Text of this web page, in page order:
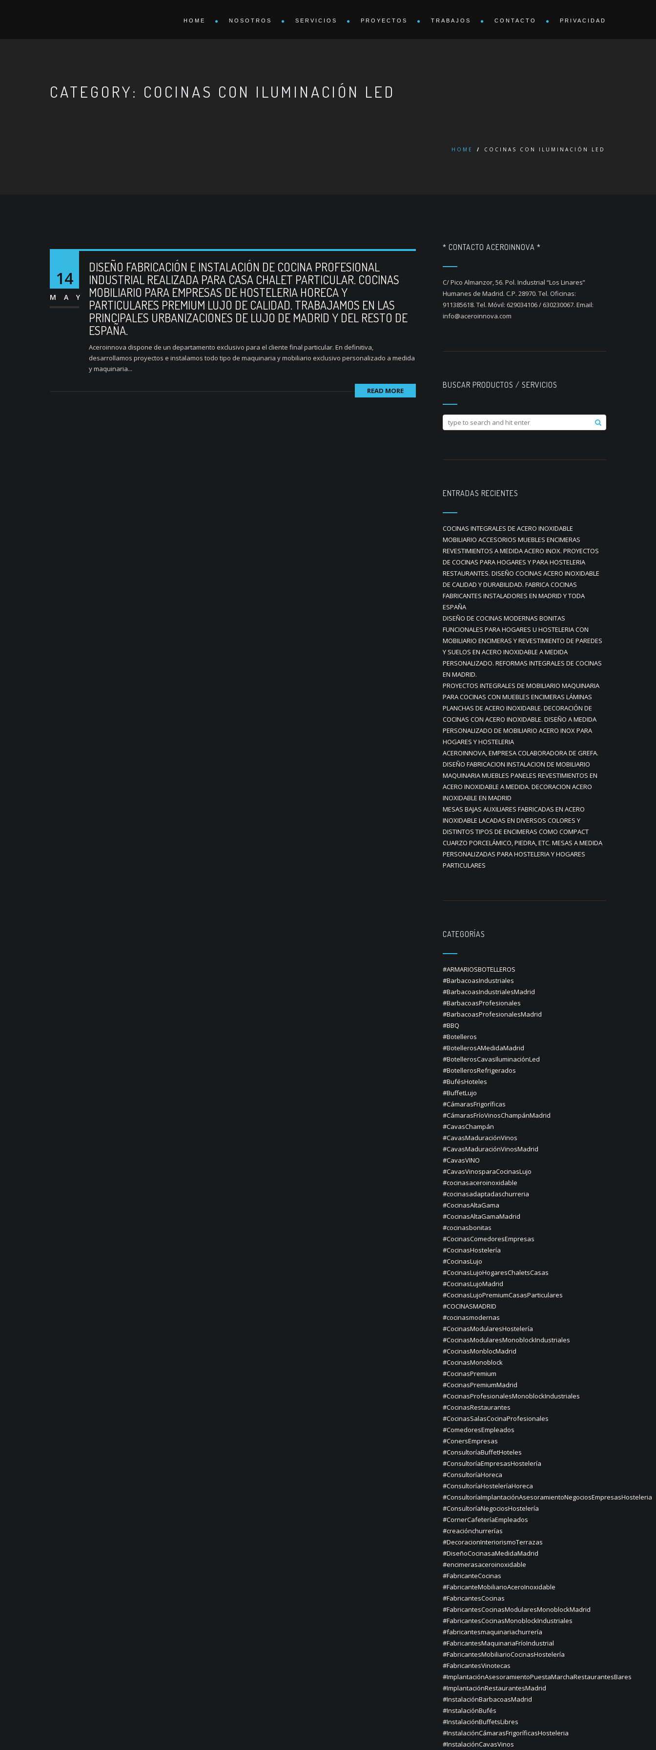
HOME NOSOTROS SERVICIOS PROYECTOS TRABAJOS CONTACTO PRIVACIDAD
CATEGORY: COCINAS CON ILUMINACIÓN LED
HOME / COCINAS CON ILUMINACIÓN LED
14
MAY
DISEÑO FABRICACIÓN E INSTALACIÓN DE COCINA PROFESIONAL
INDUSTRIAL REALIZADA PARA CASA CHALET PARTICULAR. COCINAS
MOBILIARIO PARA EMPRESAS DE HOSTELERIA HORECA Y
PARTICULARES PREMIUM LUJO DE CALIDAD. TRABAJAMOS EN LAS
PRINCIPALES URBANIZACIONES DE LUJO DE MADRID Y DEL RESTO DE
ESPAÑA.
Aceroinnova dispone de un departamento exclusivo para el cliente final particular. En definitiva,
desarrollamos proyectos e instalamos todo tipo de maquinaria y mobiliario exclusivo personalizado a medida
y maquinaria...
READ MORE
* CONTACTO ACEROINNOVA *
C/ Pico Almanzor, 56. Pol. Industrial “Los Linares”
Humanes de Madrid. C.P. 28970. Tel. Oficinas:
911385618. Tel. Móvil: 629034106 / 630230067. Email:
info@aceroinnova.com
BUSCAR PRODUCTOS / SERVICIOS
ENTRADAS RECIENTES
COCINAS INTEGRALES DE ACERO INOXIDABLE
MOBILIARIO ACCESORIOS MUEBLES ENCIMERAS
REVESTIMIENTOS A MEDIDA ACERO INOX. PROYECTOS
DE COCINAS PARA HOGARES Y PARA HOSTELERIA
RESTAURANTES. DISEÑO COCINAS ACERO INOXIDABLE
DE CALIDAD Y DURABILIDAD. FABRICA COCINAS
FABRICANTES INSTALADORES EN MADRID Y TODA
ESPAÑA
DISEÑO DE COCINAS MODERNAS BONITAS
FUNCIONALES PARA HOGARES U HOSTELERIA CON
MOBILIARIO ENCIMERAS Y REVESTIMIENTO DE PAREDES
Y SUELOS EN ACERO INOXIDABLE A MEDIDA
PERSONALIZADO. REFORMAS INTEGRALES DE COCINAS
EN MADRID.
PROYECTOS INTEGRALES DE MOBILIARIO MAQUINARIA
PARA COCINAS CON MUEBLES ENCIMERAS LÁMINAS
PLANCHAS DE ACERO INOXIDABLE. DECORACIÓN DE
COCINAS CON ACERO INOXIDABLE. DISEÑO A MEDIDA
PERSONALIZADO DE MOBILIARIO ACERO INOX PARA
HOGARES Y HOSTELERIA
ACEROINNOVA, EMPRESA COLABORADORA DE GREFA.
DISEÑO FABRICACION INSTALACION DE MOBILIARIO
MAQUINARIA MUEBLES PANELES REVESTIMIENTOS EN
ACERO INOXIDABLE A MEDIDA. DECORACION ACERO
INOXIDABLE EN MADRID
MESAS BAJAS AUXILIARES FABRICADAS EN ACERO
INOXIDABLE LACADAS EN DIVERSOS COLORES Y
DISTINTOS TIPOS DE ENCIMERAS COMO COMPACT
CUARZO PORCELÁMICO, PIEDRA, ETC. MESAS A MEDIDA
PERSONALIZADAS PARA HOSTELERIA Y HOGARES
PARTICULARES
CATEGORÍAS
#ARMARIOSBOTELLEROS
#BarbacoasIndustriales
#BarbacoasIndustrialesMadrid
#BarbacoasProfesionales
#BarbacoasProfesionalesMadrid
#BBQ
#Botelleros
#BotellerosAMedidaMadrid
#BotellerosCavasIluminaciónLed
#BotellerosRefrigerados
#BufésHoteles
#BuffetLujo
#CámarasFrigoríficas
#CámarasFríoVinosChampánMadrid
#CavasChampán
#CavasMaduraciónVinos
#CavasMaduraciónVinosMadrid
#CavasVINO
#CavasVinosparaCocinasLujo
#cocinasaceroinoxidable
#cocinasadaptadaschurreria
#CocinasAltaGama
#CocinasAltaGamaMadrid
#cocinasbonitas
#CocinasComedoresEmpresas
#CocinasHostelería
#CocinasLujo
#CocinasLujoHogaresChaletsCasas
#CocinasLujoMadrid
#CocinasLujoPremiumCasasParticulares
#COCINASMADRID
#cocinasmodernas
#CocinasModularesHostelería
#CocinasModularesMonoblockIndustriales
#CocinasMonblocMadrid
#CocinasMonoblock
#CocinasPremium
#CocinasPremiumMadrid
#CocinasProfesionalesMonoblockIndustriales
#CocinasRestaurantes
#CocinasSalasCocinaProfesionales
#ComedoresEmpleados
#ConersEmpresas
#ConsultoríaBuffetHoteles
#ConsultoríaEmpresasHostelería
#ConsultoríaHoreca
#ConsultoríaHosteleríaHoreca
#ConsultoríaImplantaciónAsesoramientoNegociosEmpresasHosteleria
#ConsultoríaNegociosHostelería
#CornerCafeteríaEmpleados
#creaciónchurrerías
#DecoracionInteriorismoTerrazas
#DiseñoCocinasaMedidaMadrid
#encimerasaceroinoxidable
#FabricanteCocinas
#FabricanteMobiliarioAceroInoxidable
#FabricantesCocinas
#FabricantesCocinasModularesMonoblockMadrid
#FabricantesCocinasMonoblockIndustriales
#fabricantesmaquinariachurrería
#FabricantesMaquinariaFríoIndustrial
#FabricantesMobiliarioCocinasHostelería
#FabricantesVinotecas
#ImplantaciónAsesoramientoPuestaMarchaRestaurantesBares
#ImplantaciónRestaurantesMadrid
#InstalaciónBarbacoasMadrid
#InstalaciónBufés
#InstalaciónBuffetsLibres
#InstalaciónCámarasFrigoríficasHosteleria
#InstalaciónCavasVinos